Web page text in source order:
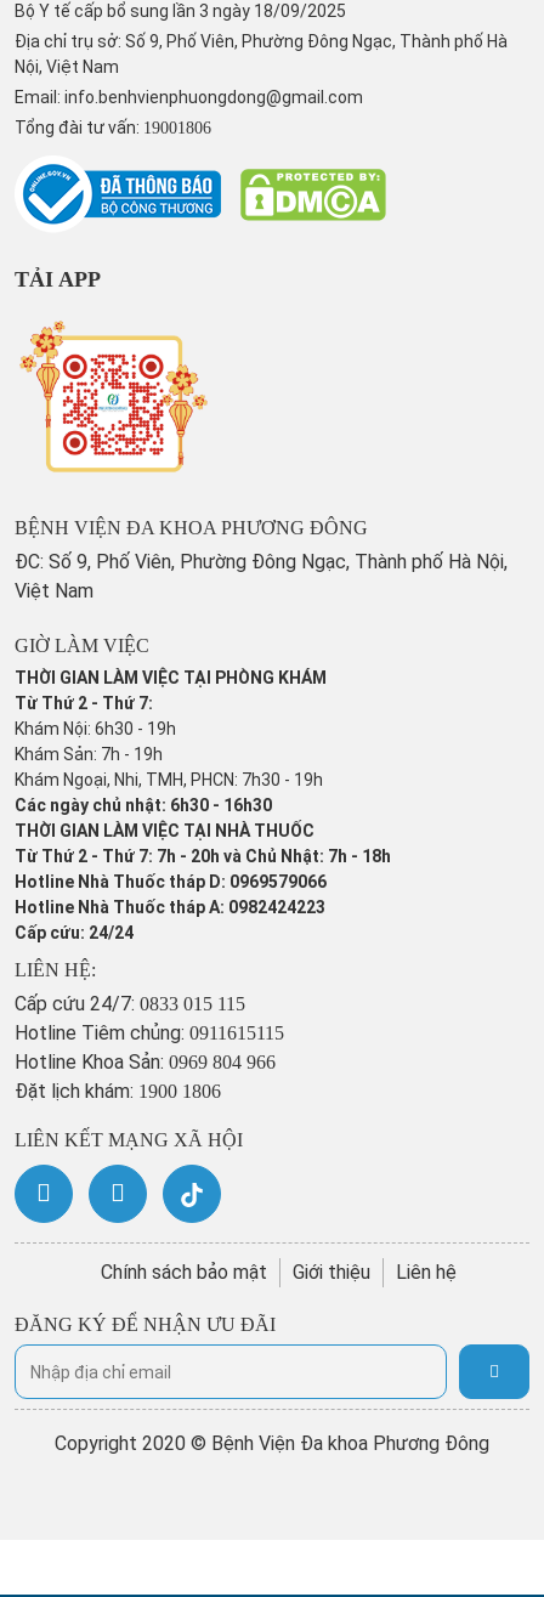
Bộ Y tế cấp bổ sung lần 3 ngày 18/09/2025
Địa chỉ trụ sở: Số 9, Phố Viên, Phường Đông Ngạc, Thành phố Hà
Nội, Việt Nam
Email: info.benhvienphuongdong@gmail.com
Tổng đài tư vấn: 19001806
TẢI APP
BỆNH VIỆN ĐA KHOA PHƯƠNG ĐÔNG
ĐC: Số 9, Phố Viên, Phường Đông Ngạc, Thành phố Hà Nội,
Việt Nam
GIỜ LÀM VIỆC
THỜI GIAN LÀM VIỆC TẠI PHÒNG KHÁM
Từ Thứ 2 - Thứ 7:
Khám Nội: 6h30 - 19h
Khám Sản: 7h - 19h
Khám Ngoại, Nhi, TMH, PHCN: 7h30 - 19h
Các ngày chủ nhật: 6h30 - 16h30
THỜI GIAN LÀM VIỆC TẠI NHÀ THUỐC
Từ Thứ 2 - Thứ 7: 7h - 20h và Chủ Nhật: 7h - 18h
Hotline Nhà Thuốc tháp D: 0969579066
Hotline Nhà Thuốc tháp A: 0982424223
Cấp cứu: 24/24
LIÊN HỆ:
Cấp cứu 24/7: 0833 015 115
Hotline Tiêm chủng: 0911615115
Hotline Khoa Sản: 0969 804 966
Đặt lịch khám: 1900 1806
LIÊN KẾT MẠNG XÃ HỘI
Chính sách bảo mật Giới thiệu Liên hệ
ĐĂNG KÝ ĐỂ NHẬN ƯU ĐÃI
Copyright 2020 © Bệnh Viện Đa khoa Phương Đông